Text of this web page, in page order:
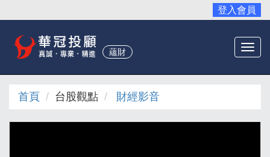
登入會員
蘊財
首頁 台股觀點 財經影音